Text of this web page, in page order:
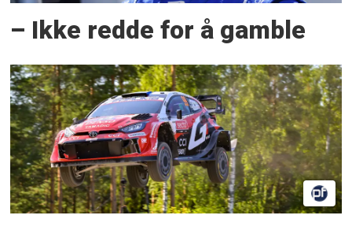
– Ikke redde for å gamble